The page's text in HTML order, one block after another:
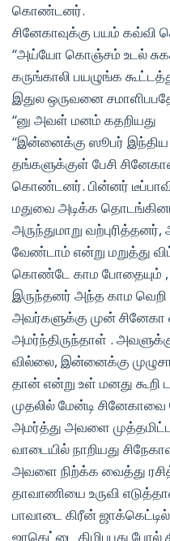
கொண்டனர்.
சினேகாவுக்கு பயம் கவ்வி
“அய்யோ கொஞ்சம் உடல்
கருங்காலி பயழுங்க
இதுல ஒருவனை
“னு அவள் மனம் கதறியது
“இன்னைக்கு ஸூபர்
தங்களுக்குள் பேசி
கொண்டனர். பின்னர்
மதுவை அடிக்க
அருந்துமாறு
வேண்டாம் என்று மறுத்து
கொண்டே காம போதையும் ,
இருந்தனர் அந்த காம வெறி
அவர்களுக்கு முன் சினேகா
அமர்ந்திருந்தாள் .
வில்லை, இன்னைக்கு
தான் என்று உள் மனது
முதலில் மேன்டி
அமர்த்து அவளை
வாடையில் நாறியது
அவளை நிற்க்க வைத்து
தாவாணியை உருவி
பாவாடை கிரீன்
ஜாகெட்டை கிழிபபது போல்